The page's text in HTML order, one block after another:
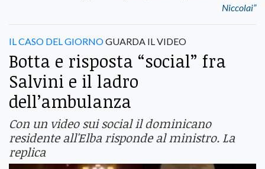
Niccolai”
IL CASO DEL GIORNOGUARDA IL VIDEO
Botta e risposta “social” fra
Salvini e il ladro
dell’ambulanza
Con un video sui social il dominicano
residente all'Elba risponde al ministro. La
replica